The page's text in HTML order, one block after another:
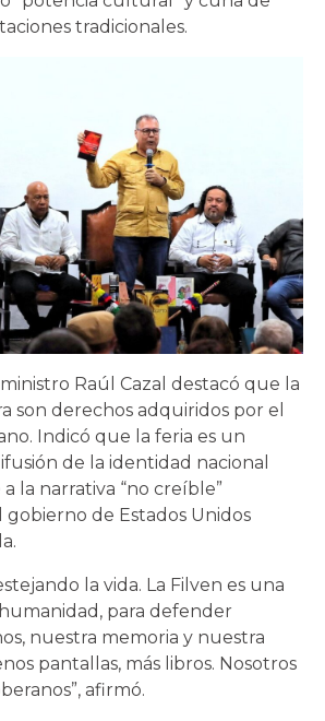
tradicionales.
Raúl Cazal destacó que la
son derechos adquiridos por el
Indicó que la feria es un
de la identidad nacional
la narrativa “no creíble”
de Estados Unidos
la vida. La Filven es una
para defender
nuestra memoria y nuestra
pantallas, más libros. Nosotros
afirmó.